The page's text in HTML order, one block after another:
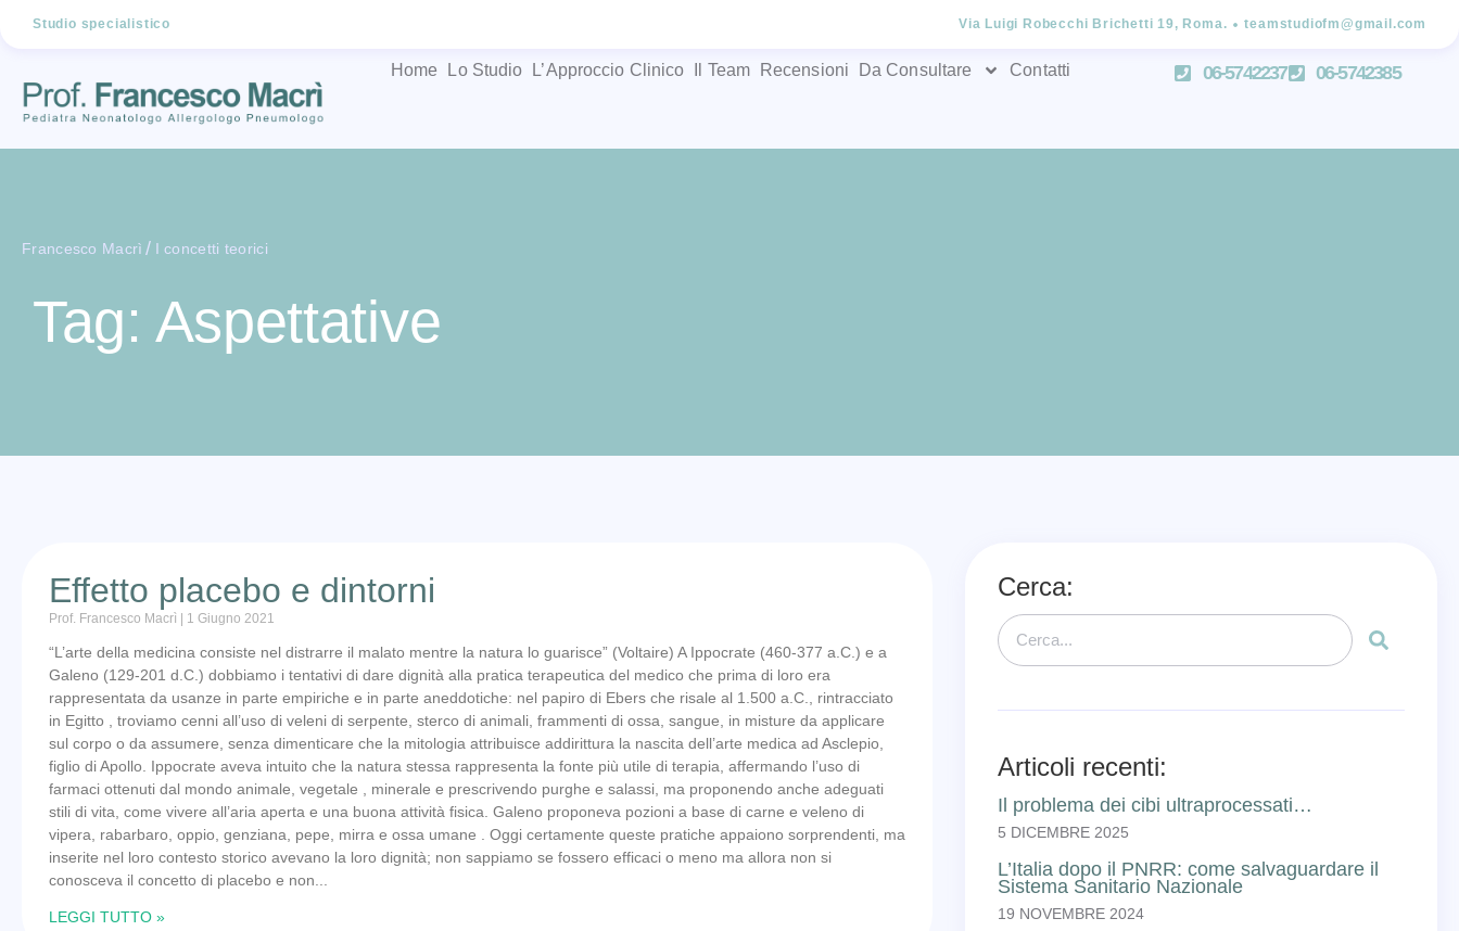
Studio specialistico Via Luigi Robecchi Brichetti 19, Roma. teamstudiofm@gmail.com
Home Lo Studio L’Approccio Clinico Il Team Recensioni Da Consultare Contatti 06-5742237 06-5742385
Francesco Macrì / I concetti teorici
Tag: Aspettative
Effetto placebo e dintorni
Prof. Francesco Macrì 1 Giugno 2021
“L’arte della medicina consiste nel distrarre il malato mentre la natura lo guarisce” (Voltaire) A Ippocrate (460-377 a.C.) e a
Galeno (129-201 d.C.) dobbiamo i tentativi di dare dignità alla pratica terapeutica del medico che prima di loro era
rappresentata da usanze in parte empiriche e in parte aneddotiche: nel papiro di Ebers che risale al 1.500 a.C., rintracciato
in Egitto , troviamo cenni all’uso di veleni di serpente, sterco di animali, frammenti di ossa, sangue, in misture da applicare
sul corpo o da assumere, senza dimenticare che la mitologia attribuisce addirittura la nascita dell’arte medica ad Asclepio,
figlio di Apollo. Ippocrate aveva intuito che la natura stessa rappresenta la fonte più utile di terapia, affermando l’uso di
farmaci ottenuti dal mondo animale, vegetale , minerale e prescrivendo purghe e salassi, ma proponendo anche adeguati
stili di vita, come vivere all’aria aperta e una buona attività fisica. Galeno proponeva pozioni a base di carne e veleno di
vipera, rabarbaro, oppio, genziana, pepe, mirra e ossa umane . Oggi certamente queste pratiche appaiono sorprendenti, ma
inserite nel loro contesto storico avevano la loro dignità; non sappiamo se fossero efficaci o meno ma allora non si
conosceva il concetto di placebo e non
LEGGI TUTTO »
Cerca:
Articoli recenti:
Il problema dei cibi ultraprocessati…
5 DICEMBRE 2025
L’Italia dopo il PNRR: come salvaguardare il
Sistema Sanitario Nazionale
19 NOVEMBRE 2024